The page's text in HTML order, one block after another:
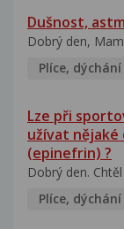
Dušnost,
Dobrý den,
Plíce, dýchání
Lze při
užívat nějaké
(epinefrin) ?
Dobrý den.
Plíce, dýchání